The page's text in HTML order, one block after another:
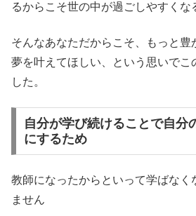
るからこそ世の中が過ごしやすくな
そんなあなただからこそ、もっと豊
夢を叶えてほしい、という思いでこ
した。
自分が学び続けることで自分
にするため
教師になったからといって学ばなく
ません